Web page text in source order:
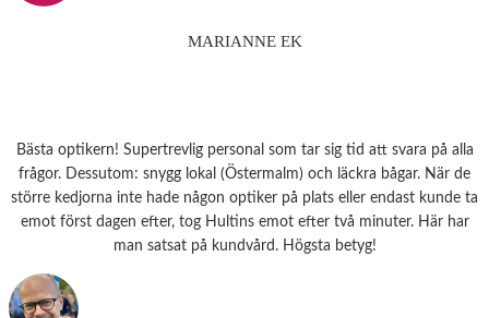
MARIANNE EK
Bästa optikern! Supertrevlig personal som tar sig tid att svara på alla
frågor. Dessutom: snygg lokal (Östermalm) och läckra bågar. När de
större kedjorna inte hade någon optiker på plats eller endast kunde ta
emot först dagen efter, tog Hultins emot efter två minuter. Här har
man satsat på kundvård. Högsta betyg!